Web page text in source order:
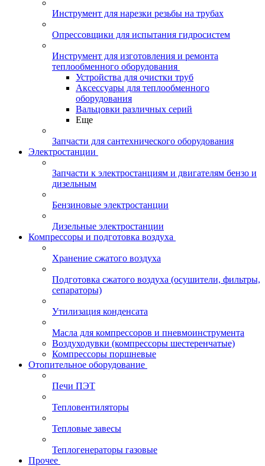
Инструмент для нарезки резьбы на трубах
Опрессовщики для испытания гидросистем
Инструмент для изготовления и ремонта
теплообменного оборудования
Устройства для очистки труб
Аксессуары для теплообменного
оборудования
Вальцовки различных серий
Еще
Запчасти для сантехнического оборудования
Электростанции
Запчасти к электростанциям и двигателям бензо и
дизельным
Бензиновые электростанции
Дизельные электростанции
Компрессоры и подготовка воздуха
Хранение сжатого воздуха
Подготовка сжатого воздуха (осушители, фильтры,
сепараторы)
Утилизация конденсата
Масла для компрессоров и пневмоинструмента
Воздуходувки (компрессоры шестеренчатые)
Компрессоры поршневые
Отопительное оборудование
Печи ПЭТ
Тепловентиляторы
Тепловые завесы
Теплогенераторы газовые
Прочее